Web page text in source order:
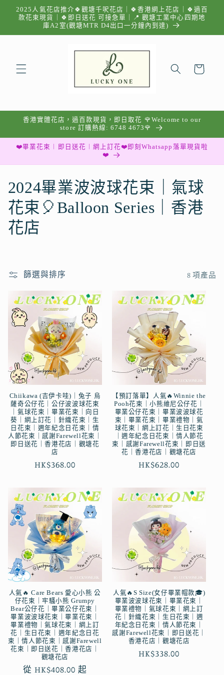
跳至內
容
2025人氣花店推介🍀觀塘千呎花店｜🍀香港網上花店｜🍀過百
款花束現貨｜🍀即日送花 可接急單｜📍 觀塘工業中心四期地
庫A2室(觀塘MTR D4出口一分鐘內到達)
物
香港實體花店，過百款現貨，即日取花 🌹Welcome to our
store 訂購熱線: 6748 4673🌹
❤️畢業花束︱即日送花︱網上訂花❤️即刻Whatsapp落單現貨啦
❤️
商
品
系
:
2024畢業波波球花束｜氣球
花束🎈Balloon Series｜香港
花店
篩選與排序 8 項產品
Chiikawa (吉伊卡哇)｜兔子 烏
薩奇公仔花｜公仔波波球花束
｜氣球花束｜畢業花束｜向日
葵｜網上訂花｜針織花束｜生
日花束｜週年紀念日花束｜情
人節花束｜感謝Farewell花束｜
即日送花｜香港花店｜觀塘花
店
定
HK$368.00
【預訂落單】人氣🔥Winnie the
Pooh花束｜小熊維尼公仔花｜
畢業公仔花束｜畢業波波球花
束｜畢業花束｜畢業禮物｜氣
球花束｜網上訂花｜生日花束
｜週年紀念日花束｜情人節花
束｜感謝Farewell花束｜即日送
花｜香港花店｜觀塘花店
定
HK$628.00
人氣🔥 Care Bears 愛心小熊 公
仔花束｜牢騷小熊 Grumpy
Bear公仔花｜畢業公仔花束｜
畢業波波球花束｜畢業花束｜
畢業禮物｜氣球花束｜網上訂
花｜生日花束｜週年紀念日花
束｜情人節花束｜感謝Farewell
花束｜即日送花｜香港花店｜
觀塘花店
定
從 HK$408.00 起
人氣🔥S Size(女仔畢業帽款🎓)
畢業波波球花束｜畢業花束｜
畢業禮物｜氣球花束｜網上訂
花｜針織花束｜生日花束｜週
年紀念日花束｜情人節花束｜
感謝Farewell花束｜即日送花｜
香港花店｜觀塘花店
定
HK$338.00